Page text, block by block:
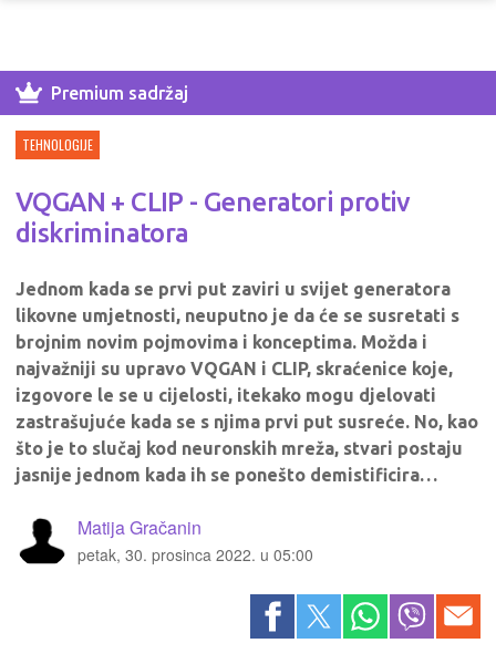
Premium sadržaj
TEHNOLOGIJE
VQGAN + CLIP - Generatori protiv
diskriminatora
Jednom kada se prvi put zaviri u svijet generatora
likovne umjetnosti, neuputno je da će se susretati s
brojnim novim pojmovima i konceptima. Možda i
najvažniji su upravo VQGAN i CLIP, skraćenice koje,
izgovore le se u cijelosti, itekako mogu djelovati
zastrašujuće kada se s njima prvi put susreće. No, kao
što je to slučaj kod neuronskih mreža, stvari postaju
jasnije jednom kada ih se ponešto demistificira…
Matija Gračanin
petak, 30. prosinca 2022. u 05:00